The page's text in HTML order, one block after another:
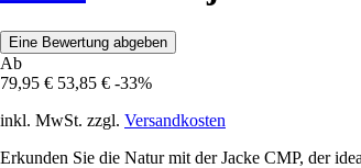
Eine Bewertung abgeben
Ab
79,95 € 53,85 € -33%
inkl. MwSt. zzgl. Versandkosten
Erkunden Sie die Natur mit der Jacke CMP, der